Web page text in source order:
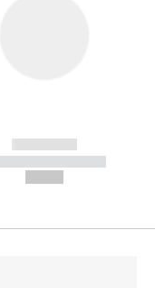
------------
-----------